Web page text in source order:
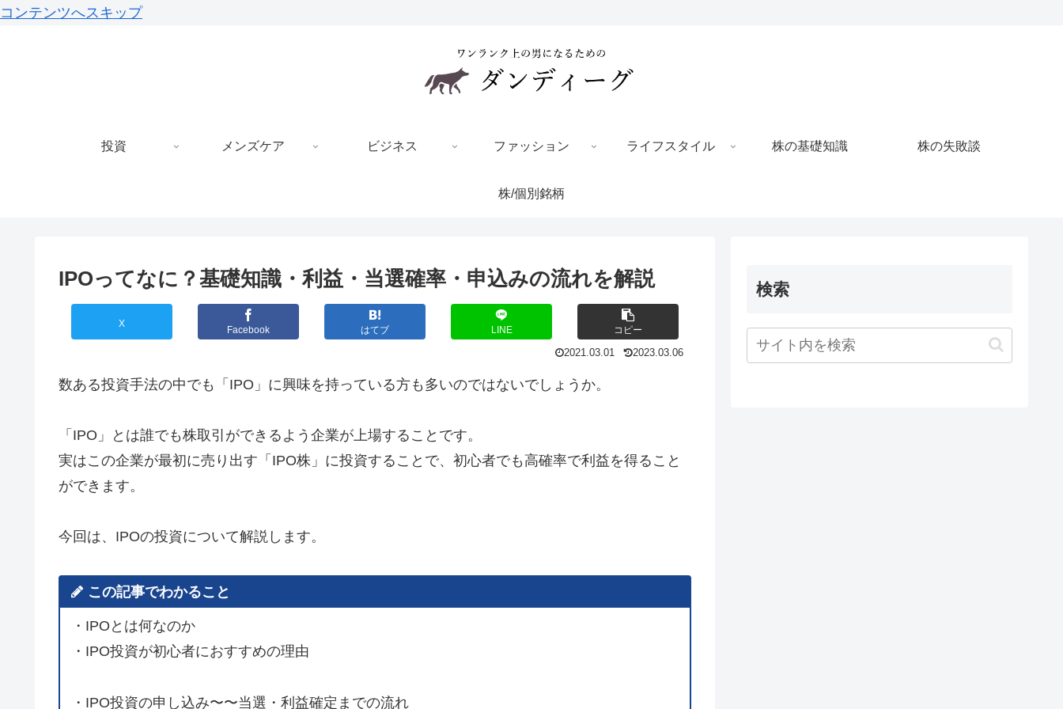
コンテンツへスキップ
投資 メンズケア ビジネス ファッション ライフスタイル 株の基礎知識 株の失敗談
株/個別銘柄
IPOってなに？基礎知識・利益・当選確率・申込みの流れを解説
X
Facebook はてブ LINE コピー
2021.03.01 2023.03.06
数ある投資手法の中でも「IPO」に興味を持っている方も多いのではないでしょうか。
「IPO」とは誰でも株取引ができるよう企業が上場することです。
実はこの企業が最初に売り出す「IPO株」に投資することで、初心者でも高確率で利益を得ること
ができます。
今回は、IPOの投資について解説します。
この記事でわかること
・ IPO とは何なのか
・ IPO投資が初心者におすすめの理由
・ IPO投資の申し込み〜〜当選・利益確定までの流れ
検索